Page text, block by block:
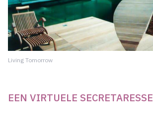
Living Tomorrow
EEN VIRTUELE SECRETARESSE